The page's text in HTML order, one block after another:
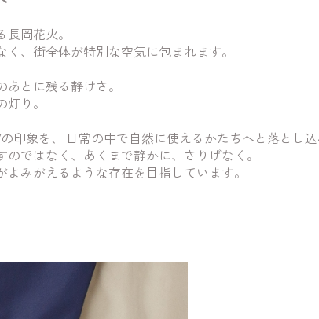
岡花火。
く、街全体が特別な空気に包まれます。
とに残る静けさ。
り。
の印象を、 日常の中で自然に使えるかたちへと落とし込
のではなく、あくまで静かに、さりげなく。
よみがえるような存在を目指しています。